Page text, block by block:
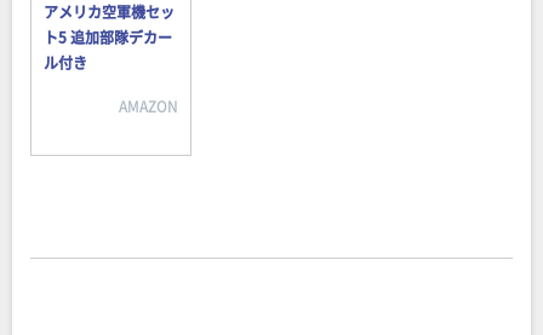
アメリカ空軍機セッ
ト5 追加部隊デカー
ル付き
AMAZON